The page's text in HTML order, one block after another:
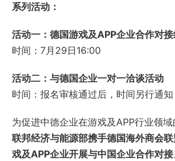
系列活动：
活动一：德国游戏及APP企业合作对
时间：7月29日16:00
活动二：与德国企业一对一洽谈活动
时间：报名审核通过后，时间另行通知
为促进中德企业在游戏及APP行业领域
联邦经济与能源部携手德国海外商会
戏及APP企业开展与中国企业合作对接